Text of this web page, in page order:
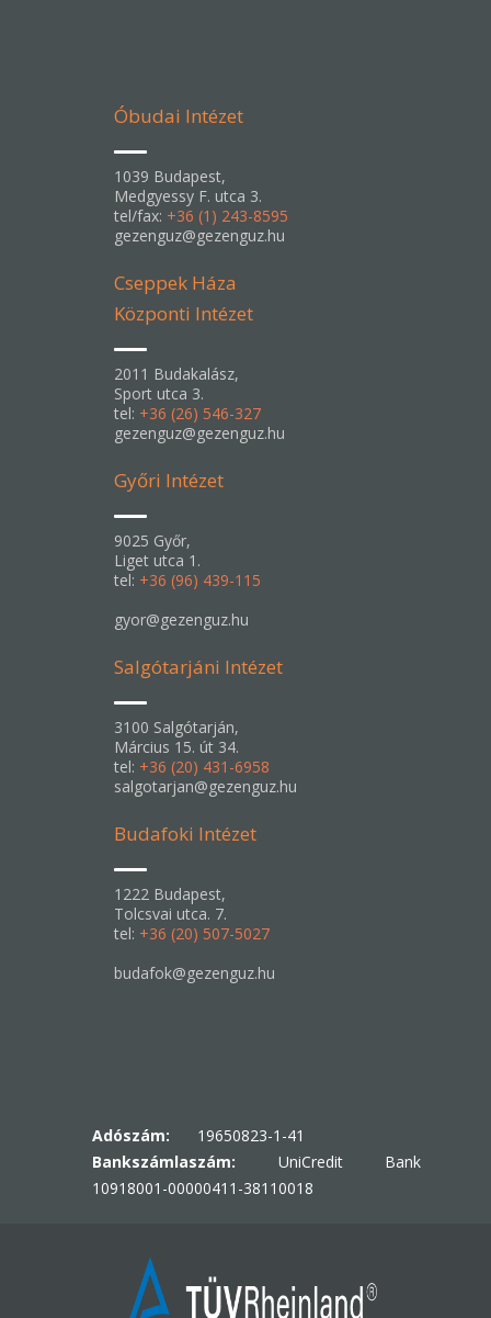
Óbudai Intézet
1039 Budapest,
Medgyessy F. utca 3.
tel/fax: +36 (1) 243-8595
gezenguz@gezenguz.hu
Cseppek Háza
Központi Intézet
2011 Budakalász,
Sport utca 3.
tel: +36 (26) 546-327
gezenguz@gezenguz.hu
Győri Intézet
9025 Győr,
Liget utca 1.
tel: +36 (96) 439-115
gyor@gezenguz.hu
Salgótarjáni Intézet
3100 Salgótarján,
Március 15. út 34.
tel: +36 (20) 431-6958
salgotarjan@gezenguz.hu
Budafoki Intézet
1222 Budapest,
Tolcsvai utca. 7.
tel: +36 (20) 507-5027
budafok@gezenguz.hu
Adószám: 19650823-1-41
Bankszámlaszám: UniCredit Bank
10918001-00000411-38110018